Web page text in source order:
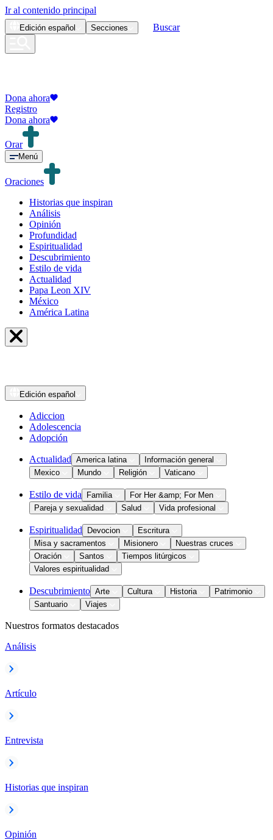
Ir al contenido principal
Edición español Secciones Buscar
Dona ahora
Registro
Dona ahora
Orar
Menú
Oraciones
Historias que inspiran
Análisis
Opinión
Profundidad
Espiritualidad
Descubrimiento
Estilo de vida
Actualidad
Papa Leon XIV
México
América Latina
Edición español
Adiccion
Adolescencia
Adopción
Actualidad America latina
Información general
Mexico
Mundo Religión Vaticano
Estilo de vida Familia
For Her &amp; For Men
Pareja y sexualidad
Salud Vida profesional
Espiritualidad Devocion
Escritura
Misa y sacramentos
Misionero
Nuestras cruces
Oración
Santos
Tiempos litúrgicos
Valores espiritualidad
Descubrimiento Arte Cultura Historia
Patrimonio
Santuario
Viajes
Nuestros formatos destacados
Análisis
Artículo
Entrevista
Historias que inspiran
Opinión